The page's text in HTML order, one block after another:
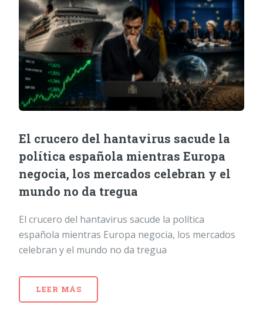
El crucero del hantavirus sacude la
política española mientras Europa
negocia, los mercados celebran y el
mundo no da tregua
El crucero del hantavirus sacude la política
española mientras Europa negocia, los mercados
celebran y el mundo no da tregua
LEER MÁS